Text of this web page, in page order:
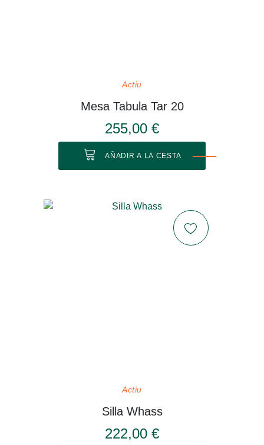
Actiu
Mesa Tabula Tar 20
255,00 €
AÑADIR A LA CESTA
Actiu
Silla Whass
222,00 €